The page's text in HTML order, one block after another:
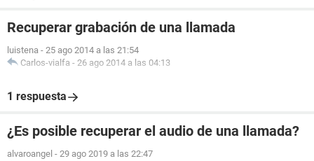
Recuperar grabación de una llamada
luistena - 25 ago 2014 a las 21:54
Carlos-vialfa - 26 ago 2014 a las 04:13
1 respuesta
¿Es posible recuperar el audio de una llamada?
alvaroangel - 29 ago 2019 a las 22:47